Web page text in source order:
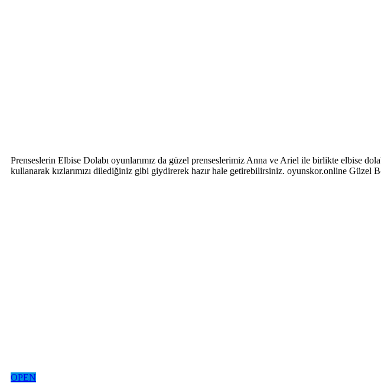
Prenseslerin Elbise Dolabı oyunlarımız da güzel prenseslerimiz Anna ve Ariel ile birlikte elbise
kullanarak kızlarımızı dilediğiniz gibi giydirerek hazır hale getirebilirsiniz. oyunskor.online Güzel
OPEN